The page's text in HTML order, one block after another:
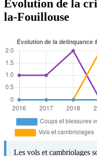
Évolution de la
la-Fouillouse
Les vols et cambriolages